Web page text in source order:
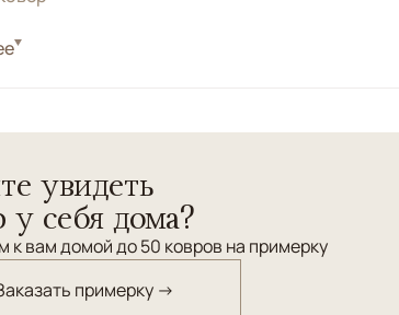
увидеть
у себя дома?
к вам домой до 50 ковров на примерку
примерку →